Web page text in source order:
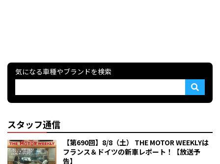
気になる車種やブランドを検索
スタッフ通信
【第690回】8/8（土） THE MOTOR WEEKLYは
フランス＆ドイツの新車レポート！【放送予
告】